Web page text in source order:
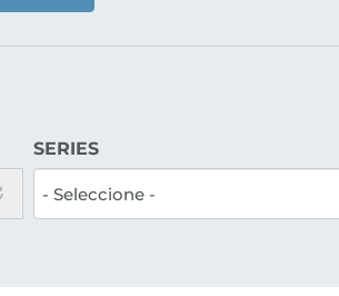
SERIES